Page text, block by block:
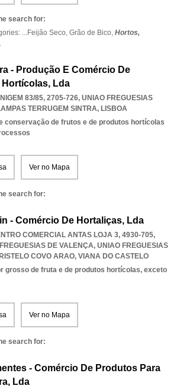
search for:
...Feijão Seco, Grão de Bico, Hortos,
- Produção E Comércio De
Lda
83/85, 2705-726, UNIAO FREGUESIAS
TERRUGEM SINTRA, LISBOA
conservação de frutos e de produtos hortícolas
Ver no Mapa
search for:
- Comércio De Hortaliças, Lda
COMERCIAL ANTAS LOJA 3, 4930-705,
DE VALENÇA, UNIAO FREGUESIAS
COVO ARAO, VIANA DO CASTELO
grosso de fruta e de produtos hortícolas, exceto
Ver no Mapa
search for:
- Comércio De Produtos Para
Lda